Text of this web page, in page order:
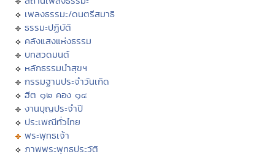
เพลงธรรมะ/ดนตรีสมาธิ
ธรรมะปฏิบัติ
คลังแสงแห่งธรรม
บทสวดมนต์
หลักธรรมนำสุขฯ
กรรมฐานประจำวันเกิด
ฮีต ๑๒ คอง ๑๔
งานบุญประจำปี
ประเพณีทั่วไทย
พระพุทธเจ้า
ภาพพระพุทธประวัติ